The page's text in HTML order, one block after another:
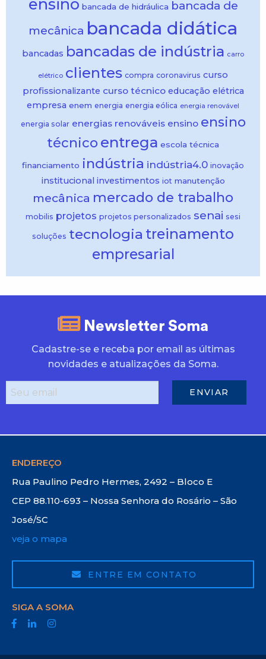
ensino bancada de hidráulica bancada de
mecânica bancada didática
bancadas bancadas de indústria carro
elétrico clientes compra coronavirus curso
profissionalizante curso técnico educação elétrica
empresa enem energia energia eólica energia renovável
energia solar energias renováveis ensino ensino
técnico entrega escola técnica
financiamento indústria indústria4.0 inovação
institucional investimentos iot manutenção
mecânica mercado de trabalho
mobilis projetos projetos personalizados senai sesi
soluções tecnologia treinamento
empresarial
Newsletter Soma
Cadastre-se e receba por email as últimas
novidades e atualizações da Soma.
ENDEREÇO
Rua Paulino Pedro Hermes, 2492 – Bloco E
CEP 88.110-693 – Nossa Senhora do Rosário – São
José/SC
veja o mapa
ENTRE EM CONTATO
SIGA A SOMA